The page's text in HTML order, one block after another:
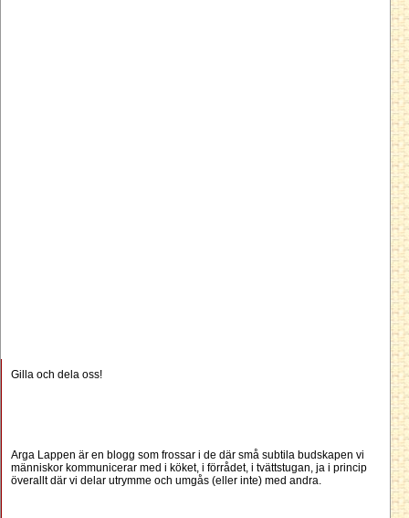
Gilla och dela oss!
Arga Lappen är en blogg som frossar i de där små subtila budskapen vi
människor kommunicerar med i köket, i förrådet, i tvättstugan, ja i princip
överallt där vi delar utrymme och umgås (eller inte) med andra.